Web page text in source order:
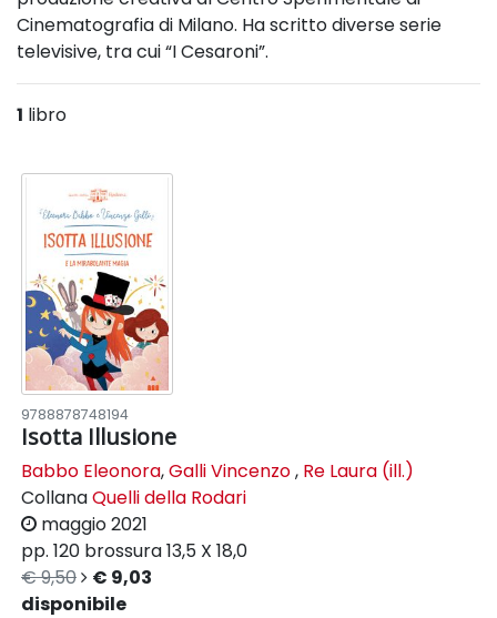
Cinematografia di Milano. Ha scritto diverse serie
televisive, tra cui “I Cesaroni”.
1 libro
9788878748194
Isotta Illusione
Babbo Eleonora,Galli Vincenzo, Re Laura (ill.)
CollanaQuelli della Rodari
maggio 2021
pp. 120 brossura13,5 X 18,0
€ 9,50
€ 9,03
disponibile